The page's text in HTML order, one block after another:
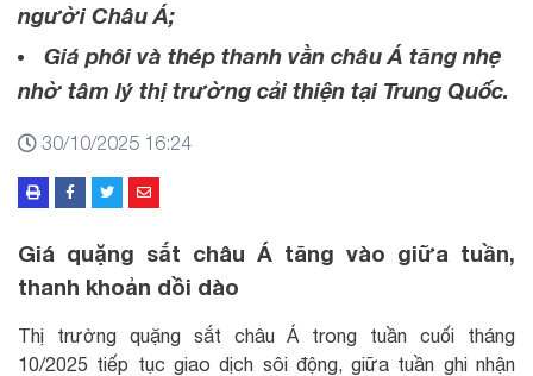
người Châu Á;
Giá phôi và thép thanh vằn châu Á tăng nhẹ
nhờ tâm lý thị trường cải thiện tại Trung Quốc.
30/10/2025 16:24
Giá quặng sắt châu Á tăng vào giữa tuần,
thanh khoản dồi dào
Thị trường quặng sắt châu Á trong tuần cuối tháng
10/2025 tiếp tục giao dịch sôi động, giữa tuần ghi nhận